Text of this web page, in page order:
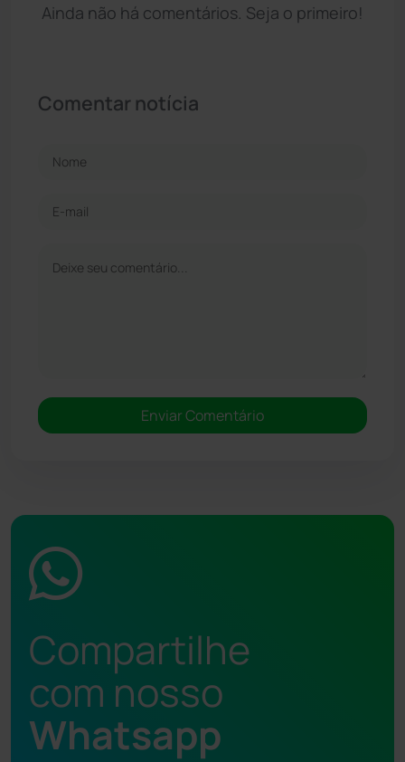
Ainda não há comentários. Seja o primeiro!
Comentar notícia
Compartilhe
com nosso
Whatsapp